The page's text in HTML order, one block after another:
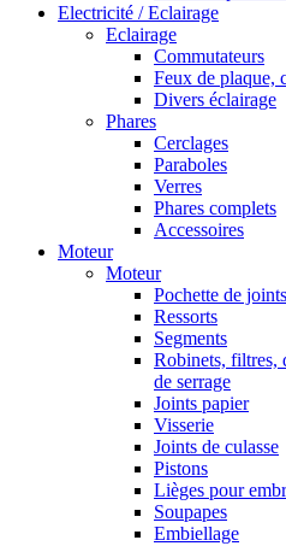
Electricité / Eclairage
Eclairage
Commutateurs
Feux de plaque,
Divers éclairage
Phares
Cerclages
Paraboles
Verres
Phares complets
Accessoires
Moteur
Moteur
Pochette de joints
Ressorts
Segments
Robinets, filtres,
de serrage
Joints papier
Visserie
Joints de culasse
Pistons
Lièges pour
Soupapes
Embiellage